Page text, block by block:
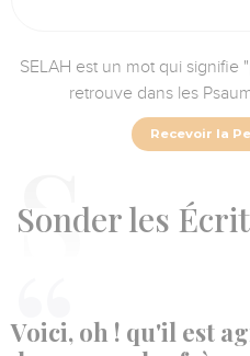
SELAH est un mot qui
retrouve dans les
Recevoir la
Sonder les
Voici, oh ! qu'il est